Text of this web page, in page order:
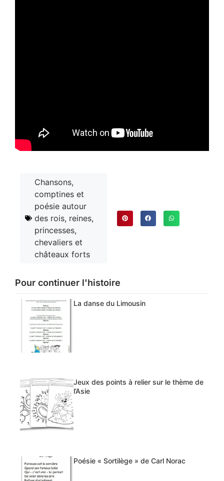
Chansons,
comptines et
poésie autour
des rois, reines,
princesses,
chevaliers et
châteaux forts
Pour continuer l'histoire
La danse du Limousin
Jeux des points à relier sur le thème de
l’Asie
Poésie « Sortilège » de Carl Norac